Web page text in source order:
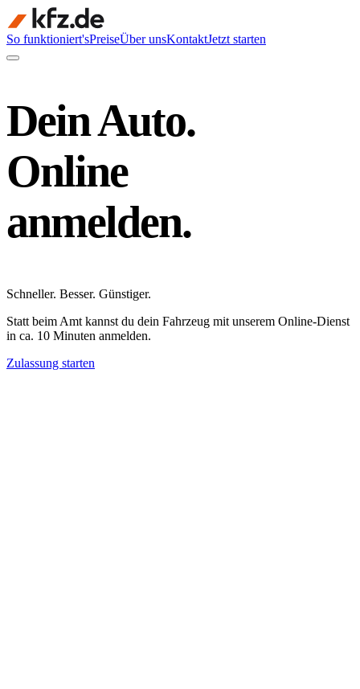
So funktioniert'sPreiseÜber unsKontaktJetzt starten
Dein Auto.
Online
anmelden.
Schneller. Besser. Günstiger.
Statt beim Amt kannst du dein Fahrzeug mit unserem Online-Dienst
in ca. 10 Minuten anmelden.
Zulassung starten